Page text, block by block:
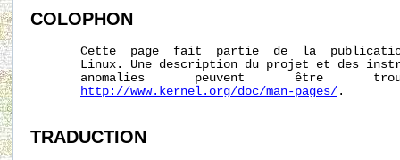
COLOPHON
Cette  page  fait  partie  de  la
Linux. Une description du projet et des
anomalies       peuvent       être
http://www.kernel.org/doc/man-pages/ .
TRADUCTION